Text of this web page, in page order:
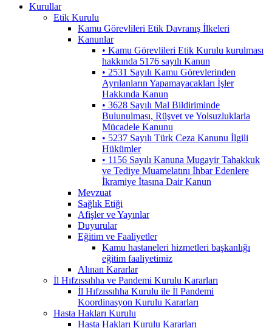
Kurullar
Etik Kurulu
Kamu Görevlileri Etik Davranış İlkeleri
Kanunlar
• Kamu Görevlileri Etik Kurulu kurulması
hakkında 5176 sayılı Kanun
• 2531 Sayılı Kamu Görevlerinden
Ayrılanların Yapamayacakları İşler
Hakkında Kanun
• 3628 Sayılı Mal Bildiriminde
Bulunulması, Rüşvet ve Yolsuzluklarla
Mücadele Kanunu
• 5237 Sayılı Türk Ceza Kanunu İlgili
Hükümler
• 1156 Sayılı Kanuna Mugayir Tahakkuk
ve Tediye Muamelatını İhbar Edenlere
İkramiye İtasına Dair Kanun
Mevzuat
Sağlık Etiği
Afişler ve Yayınlar
Duyurular
Eğitim ve Faaliyetler
Kamu hastaneleri hizmetleri başkanlığı
eğitim faaliyetimiz
Alınan Kararlar
İl Hıfzıssıhha ve Pandemi Kurulu Kararları
İl Hıfzıssıhha Kurulu ile İl Pandemi
Koordinasyon Kurulu Kararları
Hasta Hakları Kurulu
Hasta Hakları Kurulu Kararları